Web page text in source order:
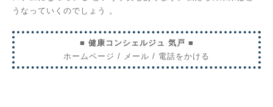
うなっていくのでしょう
。
■ 健康コンシェルジュ 気戸 ■
ホームページ / メール / 電話をかける